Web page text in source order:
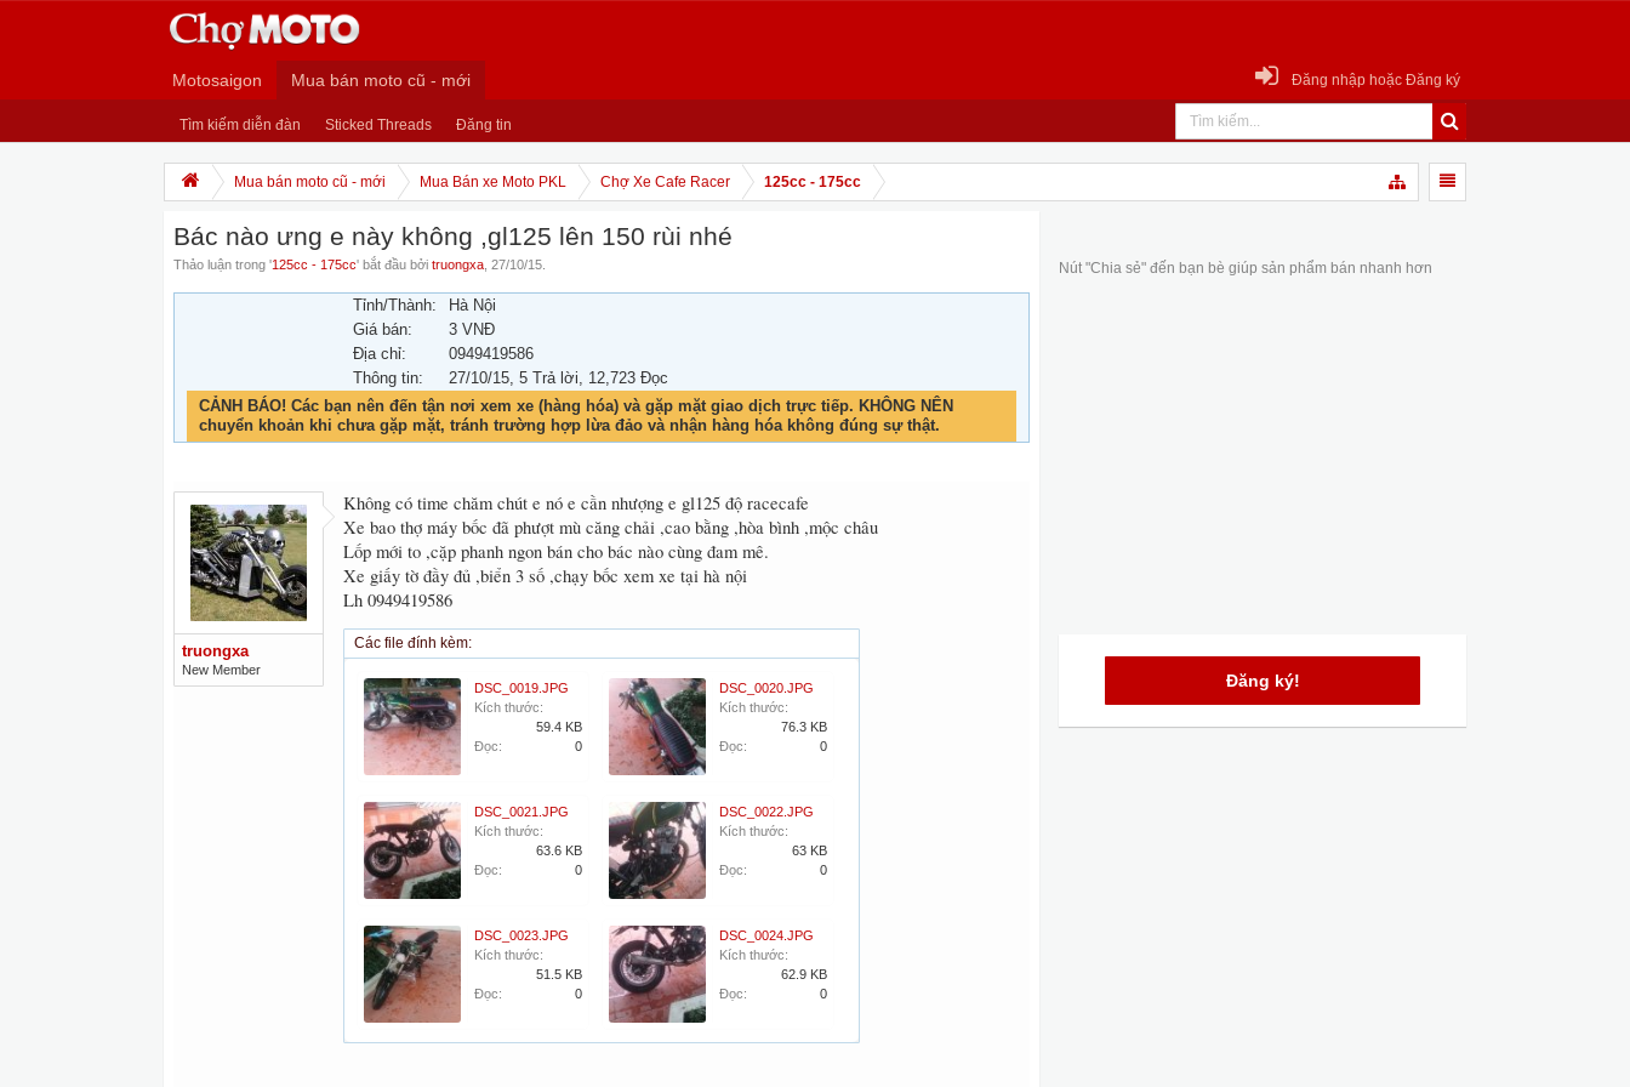
Motosaigon Mua bán moto cũ - mới
Tìm kiếm diễn đàn Sticked Threads Đăng tin
Đăng nhập hoặc Đăng ký
Mua bán moto cũ - mới Mua Bán xe Moto PKL Chợ Xe Cafe Racer 125cc - 175cc
Bác nào ưng e này không ,gl125 lên 150 rùi nhé
Thảo luận trong '125cc - 175cc' bắt đầu bởi truongxa 27/10/15
Tỉnh/Thành:
Hà Nội
Giá bán:
3 VNĐ
Địa chỉ:
0949419586
Thông tin:
27/10/15, 5 Trả lời, 12,723 Đọc
CẢNH BÁO! Các bạn nên đến tận nơi xem xe (hàng hóa) và gặp mặt giao dịch trực tiếp. KHÔNG NÊN
chuyển khoản khi chưa gặp mặt, tránh trường hợp lừa đảo và nhận hàng hóa không đúng sự thật.
truongxa
New Member
Không có time chăm chút e nó e cần nhượng e gl125 độ racecafe
Xe bao thợ máy bốc đã phượt mù căng chải ,cao bằng ,hòa bình ,mộc châu
Lốp mới to ,cặp phanh ngon bán cho bác nào cùng đam mê.
Xe giấy tờ đầy đủ ,biển 3 số ,chạy bốc xem xe tại hà nội
Lh 0949419586
Các file đính kèm:
DSC_0019.JPG
Kích thước:
59.4 KB
Đọc:
0
DSC_0020.JPG
Kích thước:
76.3 KB
Đọc:
0
DSC_0021.JPG
Kích thước:
63.6 KB
Đọc:
0
DSC_0022.JPG
Kích thước:
63 KB
Đọc:
0
DSC_0023.JPG
Kích thước:
51.5 KB
Đọc:
0
DSC_0024.JPG
Kích thước:
62.9 KB
Đọc:
0
Nút "Chia sẻ" đến bạn bè giúp sản phẩm bán nhanh hơn
Đăng ký!